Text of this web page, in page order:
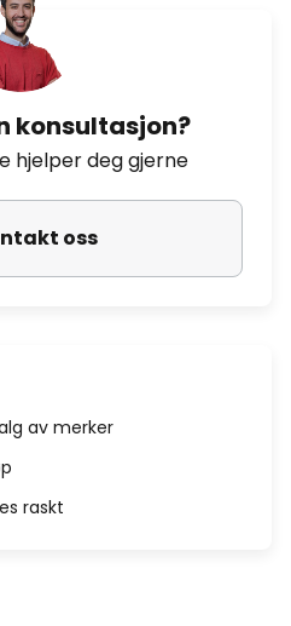
konsultasjon?
hjelper deg gjerne
oss
av merker
raskt